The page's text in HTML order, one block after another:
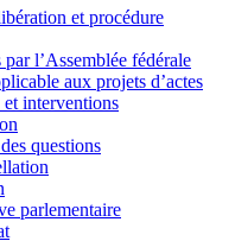
et procédure
l’Assemblée fédérale
aux projets d’actes
interventions
questions
parlementaire